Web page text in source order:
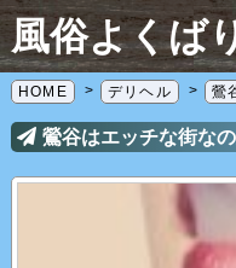
風俗よくば
HOME デリヘル 鶯
鶯谷はエッチな街な